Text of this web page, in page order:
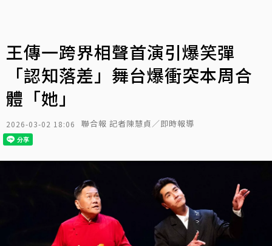
王傳一跨界相聲首演引爆笑彈
「認知落差」舞台爆衝突本周合
體「她」
2026-03-02 18:06 聯合報 記者陳慧貞／即時報導